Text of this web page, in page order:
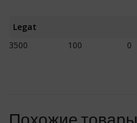
Legat
3500
100 0
Похожие товары